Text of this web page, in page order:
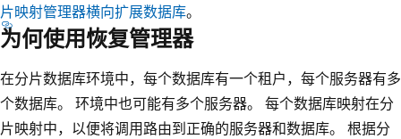
片映射管理器横向扩展数据库。
为何使用恢复管理器
在分片数据库环境中，每个数据库有一个租户，每个服务器有多
个数据库。 环境中也可能有多个服务器。 每个数据库映射在分
片映射中，以便将调用路由到正确的服务器和数据库。 根据分